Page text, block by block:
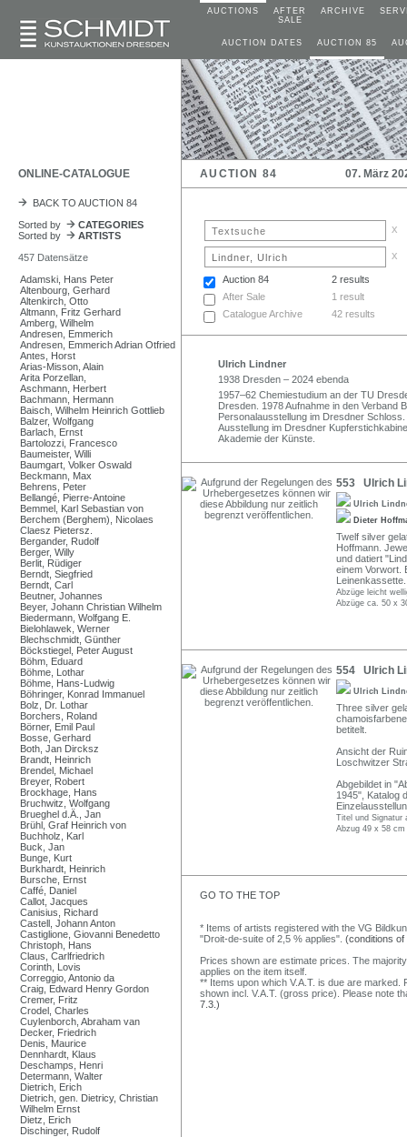
AUCTIONS
AFTER
SALE
ARCHIVE
AUCTION DATES AUCTION 85
ONLINE-CATALOGUE AUCTION 84 07. März
BACK TO AUCTION 84
Sorted by
CATEGORIES
Sorted by
ARTISTS
457 Datensätze
Adamski, Hans Peter
Altenbourg, Gerhard
Altenkirch, Otto
Altmann, Fritz Gerhard
Amberg, Wilhelm
Andresen, Emmerich
Andresen, Emmerich Adrian Otfried
Antes, Horst
Arias-Misson, Alain
Arita Porzellan,
Aschmann, Herbert
Bachmann, Hermann
Baisch, Wilhelm Heinrich Gottlieb
Balzer, Wolfgang
Barlach, Ernst
Bartolozzi, Francesco
Baumeister, Willi
Baumgart, Volker Oswald
Beckmann, Max
Behrens, Peter
Bellangé, Pierre-Antoine
Bemmel, Karl Sebastian von
Berchem (Berghem), Nicolaes
Claesz Pietersz.
Bergander, Rudolf
Berger, Willy
Berlit, Rüdiger
Berndt, Siegfried
Berndt, Carl
Beutner, Johannes
Beyer, Johann Christian Wilhelm
Biedermann, Wolfgang E.
Bielohlawek, Werner
Blechschmidt, Günther
Böckstiegel, Peter August
Böhm, Eduard
Böhme, Lothar
Böhme, Hans-Ludwig
Böhringer, Konrad Immanuel
Bolz, Dr. Lothar
Borchers, Roland
Börner, Emil Paul
Bosse, Gerhard
Both, Jan Dircksz
Brandt, Heinrich
Brendel, Michael
Breyer, Robert
Brockhage, Hans
Bruchwitz, Wolfgang
Brueghel d.Ä., Jan
Brühl, Graf Heinrich von
Buchholz, Karl
Buck, Jan
Bunge, Kurt
Burkhardt, Heinrich
Bursche, Ernst
Caffé, Daniel
Callot, Jacques
Canisius, Richard
Castell, Johann Anton
Castiglione, Giovanni Benedetto
Christoph, Hans
Claus, Carlfriedrich
Corinth, Lovis
Correggio, Antonio da
Craig, Edward Henry Gordon
Cremer, Fritz
Crodel, Charles
Cuylenborch, Abraham van
Decker, Friedrich
Denis, Maurice
Dennhardt, Klaus
Deschamps, Henri
Determann, Walter
Dietrich, Erich
Dietrich, gen. Dietricy, Christian
Wilhelm Ernst
Dietz, Erich
Dischinger, Rudolf
x
x
Auction 84
2 results
After Sale
1 result
Catalogue Archive
42 results
Ulrich Lindner
1938 Dresden – 2024 ebenda
1957–62 Chemiestudium an der TU
Dresden. 1978 Aufnahme in den Verband
Personalausstellung im Dresdner
Ausstellung im Dresdner
Akademie der Künste.
553 Ulrich
Ulrich
Dieter
Twelf silver
Hoffmann.
und datiert
einem Vorwort.
Leinenkassette.
Abzüge leicht
Abzüge ca. 50 x
554 Ulrich
Ulrich
Three silver
betitelt.
Ansicht der
Loschwitzer
Abgebildet in
1945", Katalog
Titel und Signatur
Abzug 49 x 58
GO TO THE TOP
* Items of artists registered with the VG
"Droit-de-suite of 2,5 % applies". (conditions of
Prices shown are estimate prices. The
applies on the item itself.
** Items upon which V.A.T. is due are
shown incl. V.A.T. (gross price). Please note
7.3.)